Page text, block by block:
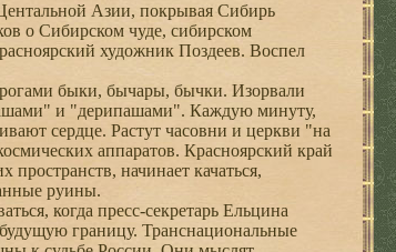
Азии, покрывая Сибирь
о Сибирском чуде, сибирском
художник Поздеев. Воспел
быки, бычары, бычки. Изорвали
и "дерипашами". Каждую минуту,
сердце. Растут часовни и церкви "на
аппаратов. Красноярский край
начинает качаться,
руины.
когда пресс-секретарь Ельцина
границу. Транснациональные